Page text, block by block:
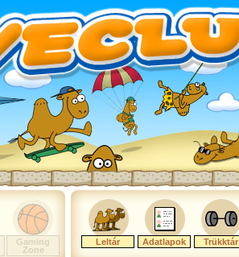
Gaming
Zone
Leltár Adatlapok Trükktár